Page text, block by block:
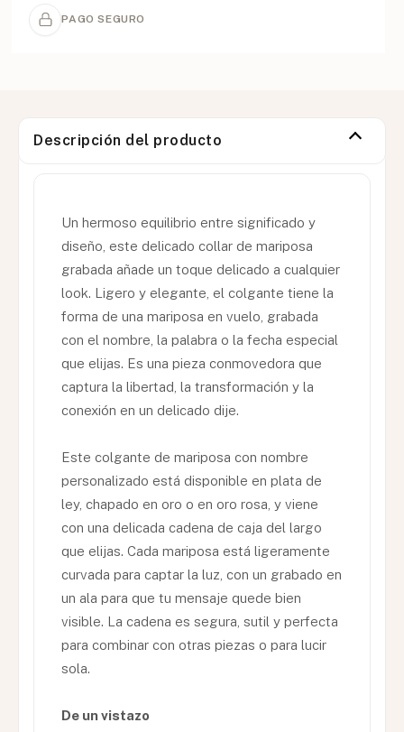
PAGO SEGURO
Descripción del producto
Un hermoso equilibrio entre significado y
diseño, este delicado collar de mariposa
grabada añade un toque delicado a cualquier
look. Ligero y elegante, el colgante tiene la
forma de una mariposa en vuelo, grabada
con el nombre, la palabra o la fecha especial
que elijas. Es una pieza conmovedora que
captura la libertad, la transformación y la
conexión en un delicado dije.
Este colgante de mariposa con nombre
personalizado está disponible en plata de
ley, chapado en oro o en oro rosa, y viene
con una delicada cadena de caja del largo
que elijas. Cada mariposa está ligeramente
curvada para captar la luz, con un grabado en
un ala para que tu mensaje quede bien
visible. La cadena es segura, sutil y perfecta
para combinar con otras piezas o para lucir
sola.
De un vistazo